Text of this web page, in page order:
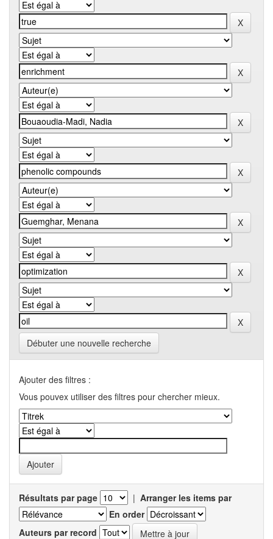
Débuter une nouvelle recherche
Ajouter des filtres :
Vous pouvex utiliser des filtres pour chercher mieux.
Résultats par page | Arranger les items par
En order
Auteurs par record